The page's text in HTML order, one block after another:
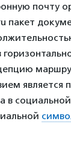
почту
пакет
является
в